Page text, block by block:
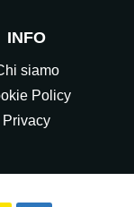
INFO
siamo
Policy
Privacy